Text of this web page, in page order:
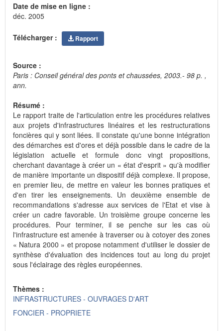
Date de mise en ligne :
déc. 2005
Télécharger : Rapport
Source :
Paris : Conseil général des ponts et chaussées, 2003.- 98 p. ,
ann.
Résumé :
Le rapport traite de l'articulation entre les procédures relatives
aux projets d'infrastructures linéaires et les restructurations
foncières qui y sont liées. Il constate qu'une bonne intégration
des démarches est d'ores et déjà possible dans le cadre de la
législation actuelle et formule donc vingt propositions,
cherchant davantage à créer un « état d'esprit » qu'à modifier
de manière importante un dispositif déjà complexe. Il propose,
en premier lieu, de mettre en valeur les bonnes pratiques et
d'en tirer les enseignements. Un deuxième ensemble de
recommandations s'adresse aux services de l'Etat et vise à
créer un cadre favorable. Un troisième groupe concerne les
procédures. Pour terminer, il se penche sur les cas où
l'infrastructure est amenée à traverser ou à cotoyer des zones
« Natura 2000 » et propose notamment d'utiliser le dossier de
synthèse d'évaluation des incidences tout au long du projet
sous l'éclairage des règles européennes.
Thèmes :
INFRASTRUCTURES - OUVRAGES D'ART
FONCIER - PROPRIETE